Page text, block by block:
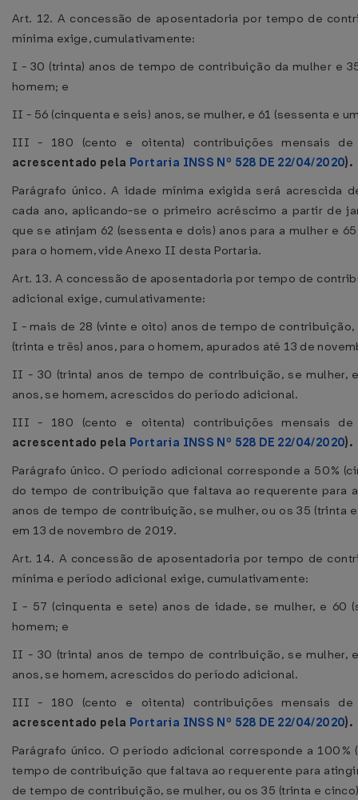
Art. 12. A concessão de aposentadoria por tempo de
mínima exige, cumulativamente:
I - 30 (trinta) anos de tempo de contribuição da mulher e
homem; e
II - 56 (cinquenta e seis) anos, se mulher, e 61 (sessenta e
III - 180 (cento e oitenta) contribuições mensais
acrescentado pela Portaria INSS Nº 528 DE 22/04/2020).
Parágrafo único. A idade mínima exigida será acrescida
cada ano, aplicando-se o primeiro acréscimo a partir de
que se atinjam 62 (sessenta e dois) anos para a mulher e
para o homem, vide Anexo II desta Portaria.
Art. 13. A concessão de aposentadoria por tempo de
adicional exige, cumulativamente:
I - mais de 28 (vinte e oito) anos de tempo de contribuição,
(trinta e três) anos, para o homem, apurados até 13 de
II - 30 (trinta) anos de tempo de contribuição, se mulher,
anos, se homem, acrescidos do período adicional.
III - 180 (cento e oitenta) contribuições mensais
acrescentado pela Portaria INSS Nº 528 DE 22/04/2020).
Parágrafo único. O período adicional corresponde a 50%
do tempo de contribuição que faltava ao requerente para
anos de tempo de contribuição, se mulher, ou os 35 (trinta
em 13 de novembro de 2019.
Art. 14. A concessão de aposentadoria por tempo de
mínima e período adicional exige, cumulativamente:
I - 57 (cinquenta e sete) anos de idade, se mulher, e 60
homem; e
II - 30 (trinta) anos de tempo de contribuição, se mulher,
anos, se homem, acrescidos do período adicional.
III - 180 (cento e oitenta) contribuições mensais
acrescentado pela Portaria INSS Nº 528 DE 22/04/2020).
Parágrafo único. O período adicional corresponde a 100%
tempo de contribuição que faltava ao requerente para
de tempo de contribuição, se mulher, ou os 35 (trinta e